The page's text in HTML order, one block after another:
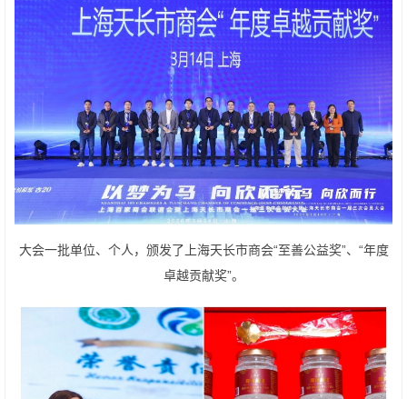
大会一批单位、个人，颁发了上海天长市商会“至善公益奖”、“年度
卓越贡献奖”。